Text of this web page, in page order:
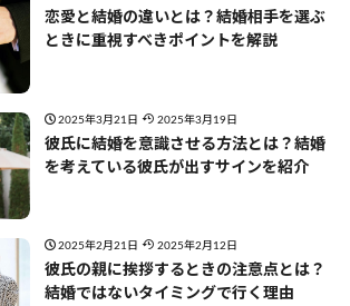
恋愛と結婚の違いとは？結婚相手を選ぶ
ときに重視すべきポイントを解説
2025年3月21日 2025年3月19日
彼氏に結婚を意識させる方法とは？結婚
を考えている彼氏が出すサインを紹介
2025年2月21日 2025年2月12日
彼氏の親に挨拶するときの注意点とは？
結婚ではないタイミングで行く理由